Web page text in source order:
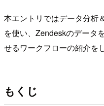
本エントリではデータ分析
を使い、Zendeskのデータ
せるワークフローの紹介を
もくじ